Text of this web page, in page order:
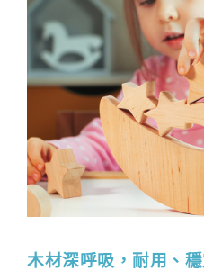
木材深呼吸，耐用、